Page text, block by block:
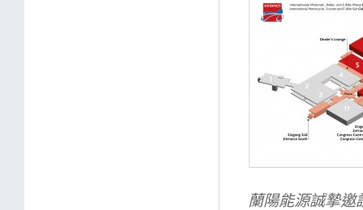
蘭陽能源誠摯